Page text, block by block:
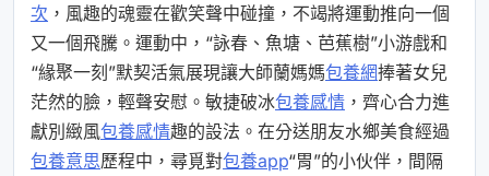
次 ，風趣的魂靈在歡笑聲中碰撞，不竭將運動推向一個
又一個飛騰。運動中，“詠春、魚塘、芭蕉樹”小游戲和
“緣聚一刻”默契活氣展現讓大師蘭媽媽包養網捧著女兒
茫然的臉，輕聲安慰。敏捷破冰包養感情 ，齊心合力進
獻別緻風包養感情趣的設法。在分送朋友水鄉美食經過
包養意思歷程中，尋覓對包養app“胃”的小伙伴，間隔